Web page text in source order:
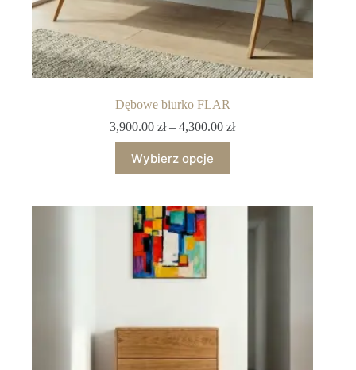
Dębowe biurko FLAR
3,900.00zł – 4,300.00zł
Wybierz opcje